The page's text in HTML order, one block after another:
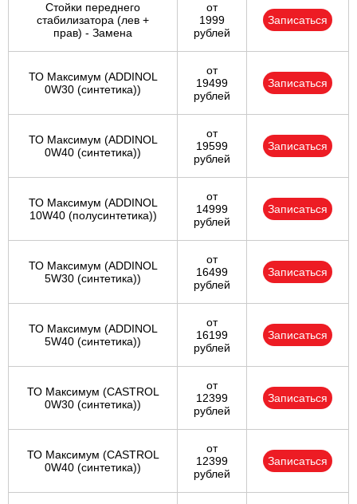
Стойки переднего
стабилизатора (лев +
прав) - Замена
от
1999
рублей
Записаться
ТО Максимум (ADDINOL
0W30 (синтетика))
от
19499
рублей
Записаться
ТО Максимум (ADDINOL
0W40 (синтетика))
от
19599
рублей
Записаться
ТО Максимум (ADDINOL
10W40 (полусинтетика))
от
14999
рублей
Записаться
ТО Максимум (ADDINOL
5W30 (синтетика))
от
16499
рублей
Записаться
ТО Максимум (ADDINOL
5W40 (синтетика))
от
16199
рублей
Записаться
ТО Максимум (CASTROL
0W30 (синтетика))
от
12399
рублей
Записаться
ТО Максимум (CASTROL
0W40 (синтетика))
от
12399
рублей
Записаться